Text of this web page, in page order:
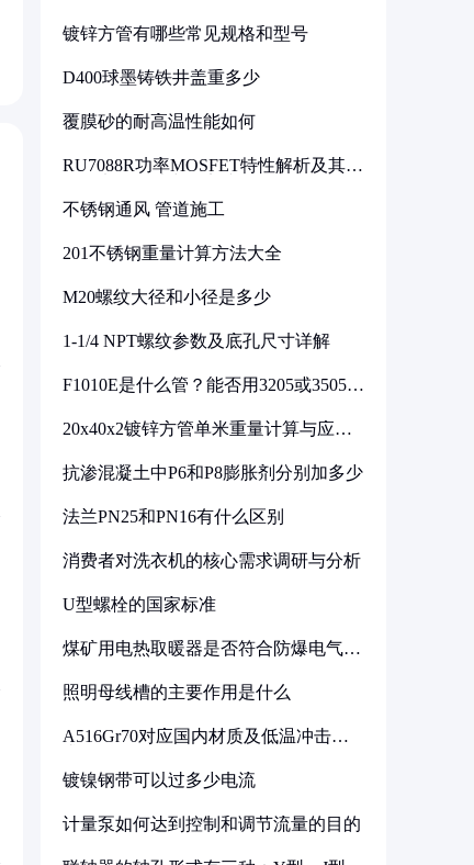
镀锌方管有哪些常见规格和型号
D400球墨铸铁井盖重多少
覆膜砂的耐高温性能如何
RU7088R功率MOSFET特性解析及其在
不锈钢通风 管道施工
201不锈钢重量计算方法大全
M20螺纹大径和小径是多少
1-1/4 NPT螺纹参数及底孔尺寸详解
F1010E是什么管？能否用3205或3505代
20x40x2镀锌方管单米重量计算与应用
抗渗混凝土中P6和P8膨胀剂分别加多少
法兰PN25和PN16有什么区别
消费者对洗衣机的核心需求调研与分析
U型螺栓的国家标准
煤矿用电热取暖器是否符合防爆电气设
照明母线槽的主要作用是什么
A516Gr70对应国内材质及低温冲击要
镀镍钢带可以过多少电流
计量泵如何达到控制和调节流量的目的